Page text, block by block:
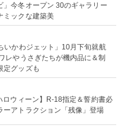
」今冬オープン 30のギャラリー
ミックな建築美
いかわジェット」10月下旬就航
レやうさぎたちが機内品に＆制
定グッズも
ロウィーン】R-18指定＆誓約書必
ーアトラクション「残像」登場